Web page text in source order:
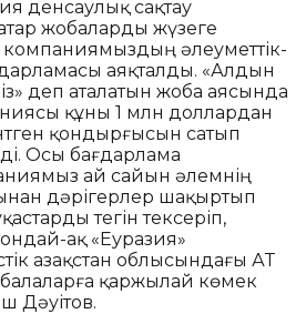
денсаулық сақтау
жобаларды жүзеге
әлеуметтік-
аяқталды. «Алдын
деп аталатын жоба аясында
құны 1 млн доллардан
қондырғысын сатып
Осы бағдарлама
ай сайын әлемнің
дәрігерлер шақыртып
тегін тексеріп,
ақ «Еуразия»
Қазақстан облысындағы АҚТҚ
балаларға қаржылай көмек
Дәуітов.